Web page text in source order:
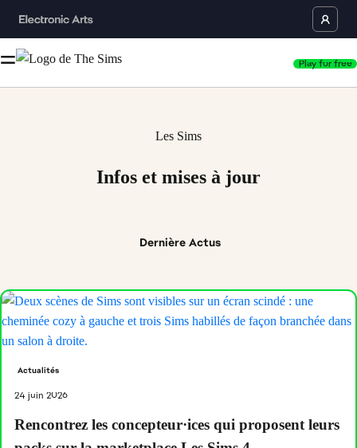
Play for free
Les Sims
Infos et mises à jour
Dernière Actus
Actualités
24 juin 2026
Rencontrez les concepteur·ices qui proposent leurs